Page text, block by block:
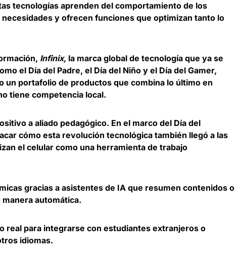
tecnologías aprenden del comportamiento de los
y ofrecen funciones que optimizan tanto lo
Infinix, la marca global de tecnología que ya se
el Día del Padre, el Día del Niño y el Día del Gamer,
un portafolio de productos que combina lo último en
tiene competencia local.
a aliado pedagógico. En el marco del Día del
cómo esta revolución tecnológica también llegó a las
el celular como una herramienta de trabajo
gracias a asistentes de IA que resumen contenidos o
automática.
real para integrarse con estudiantes extranjeros o
idiomas.